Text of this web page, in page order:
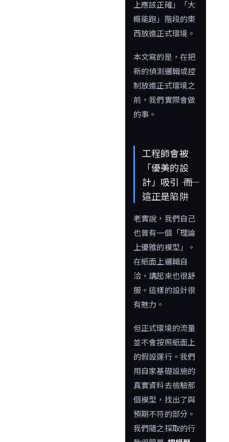
上應該正確」「大
概能跑」階段的東
西放進正式環境。
本文寫的是，在把
新的偵測邏輯或控
制放進正式環境之
前，我們實際會做
的事。
工程師會被
「優美的設
計」吸引 ―― 而
這正是陷阱
老實說，我們自己
也曾有一個「理論
上優雅的模型」。
在紙面上邏輯自
洽，講起來也很舒
服。這樣的設計很
有魅力。
但正式環境的流量
並不會按照紙面上
的假設運行。我們
用自家基礎設施的
真實資料去檢驗那
個模型，找出了與
預期不符的部分。
我們隨之採取的行